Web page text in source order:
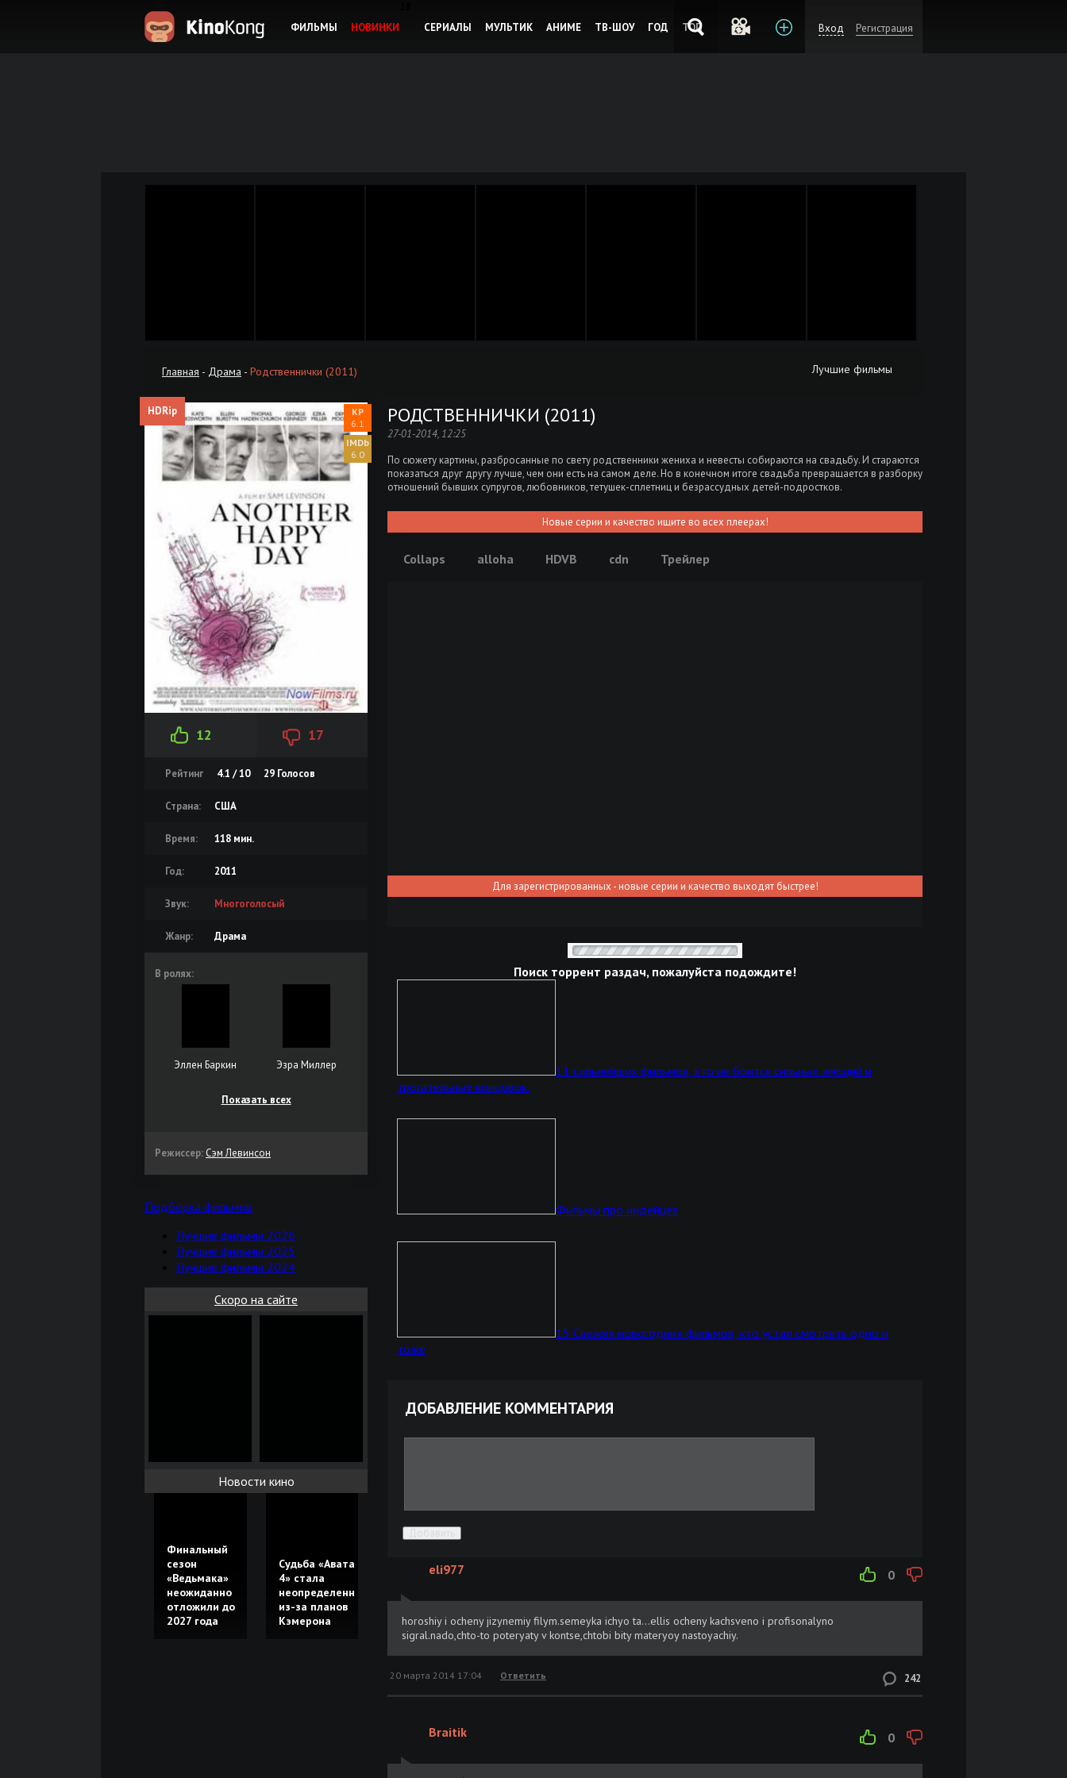
ФИЛЬМЫ НОВИНКИ
СЕРИАЛЫ
МУЛЬТИК АНИМЕ ТВ-ШОУ ГОД ТОП Вход Регистрация
Главная - Драма - Родственнички (2011) Лучшие фильмы
HDRip
6.1
6.0
12 17
Рейтинг 4.1 / 10 29 Голосов
Страна: США
Время: 118 мин.
Год: 2011
Звук: Многоголосый
Жанр: Драма
В ролях:
Эллен Баркин Эзра Миллер
Показать всех
Режиссер: Сэм Левинсон
Подборка фильмов
Лучшие фильмы 2026
Лучшие фильмы 2025
Лучшие фильмы 2024
Скоро на сайте
Новости кино
Финальный
сезон
«Ведьмака»
неожиданно
отложили до
2027 года
Судьба «Аватара
4» стала
неопределенной
из-за планов
Кэмерона
РОДСТВЕННИЧКИ (2011)
27-01-2014, 12:25
По сюжету картины, разбросанные по свету родственники жениха и невесты собираются на свадьбу. И стараются
показаться друг другу лучше, чем они есть на самом деле. Но в конечном итоге свадьба превращается в разборку
отношений бывших супругов, любовников, тетушек-сплетниц и безрассудных детей-подростков.
Новые серии и качество ищите во всех плеерах!
Collaps alloha HDVB cdn Трейлер
Для зарегистрированных - новые серии и качество выходят быстрее!
Поиск торрент раздач, пожалуйста подождите!
11 сильнейших фильмов, кто не боится сильных эмоций и
трогательных концовок.
Фильмы про индейцев
15 Свежих новогодних фильмов, кто устал смотреть одно и
тоже
ДОБАВЛЕНИЕ КОММЕНТАРИЯ
Добавить
0
eli977
horoshiy i ocheny jizynemiy filym.semeyka ichyo ta...ellis ocheny kachsveno i profisonalyno
sigral.nado,chto-to poteryaty v kontse,chtobi bity materyoy nastoyachiy.
242
20 марта 2014 17:04 Ответить
0
Braitik